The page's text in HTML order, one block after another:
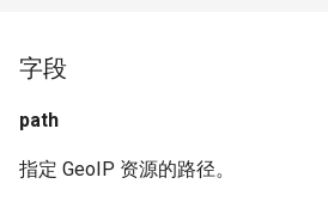
UDP over TCP
TUIC
ShadowTLS
字段
path
指定 GeoIP 资源的路径。